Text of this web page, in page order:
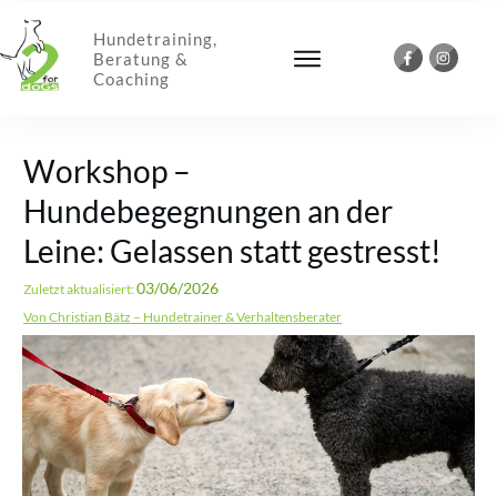
Hundetraining,
Beratung &
Coaching
Workshop –
Hundebegegnungen an der
Leine: Gelassen statt gestresst!
Zuletzt aktualisiert:03/06/2026
Von Christian Bätz – Hundetrainer & Verhaltensberater